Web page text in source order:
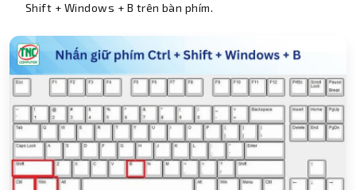
Shift + Windows + B trên bàn phím.